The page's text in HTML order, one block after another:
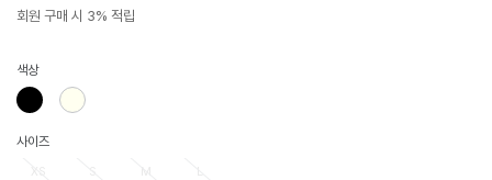
회원 구매 시 3% 적립
색상
사이즈